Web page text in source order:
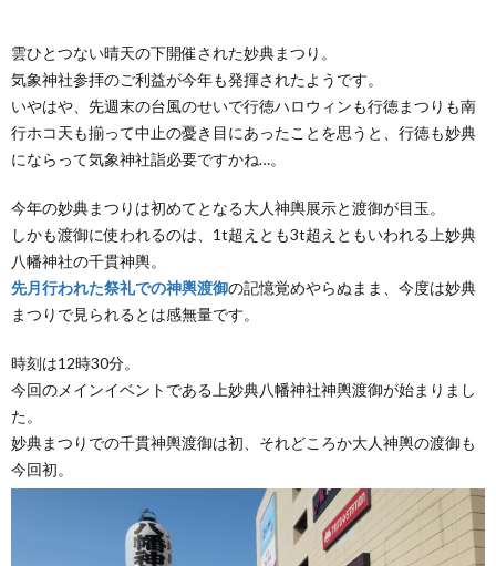
雲ひとつない晴天の下開催された妙典まつり。
気象神社参拝のご利益が今年も発揮されたようです。
いやはや、先週末の台風のせいで行徳ハロウィンも行徳まつりも南
行ホコ天も揃って中止の憂き目にあったことを思うと、行徳も妙典
にならって気象神社詣必要ですかね…。
今年の妙典まつりは初めてとなる大人神輿展示と渡御が目玉。
しかも渡御に使われるのは、1t超えとも3t超えともいわれる上妙典
八幡神社の千貫神輿。
先月行われた祭礼での神輿渡御の記憶覚めやらぬまま、今度は妙典
まつりで見られるとは感無量です。
時刻は12時30分。
今回のメインイベントである上妙典八幡神社神輿渡御が始まりまし
た。
妙典まつりでの千貫神輿渡御は初、それどころか大人神輿の渡御も
今回初。